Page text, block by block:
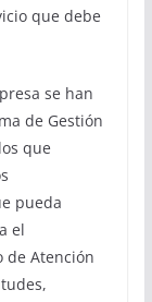
que debe
se han
de Gestión
que
pueda
el
de Atención